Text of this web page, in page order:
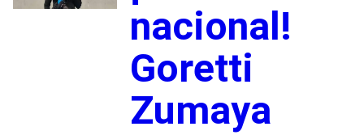
nacional!
Goretti
Zumaya